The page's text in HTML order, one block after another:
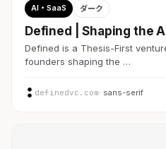
AI・SaaS ダーク
Defined | Shaping the
Defined is a Thesis-First
founders shaping the …
definedvc.com· sans-serif